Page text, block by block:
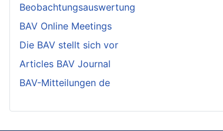
Beobachtungsauswertung
BAV Online Meetings
Die BAV stellt sich vor
Articles BAV Journal
BAV-Mitteilungen de